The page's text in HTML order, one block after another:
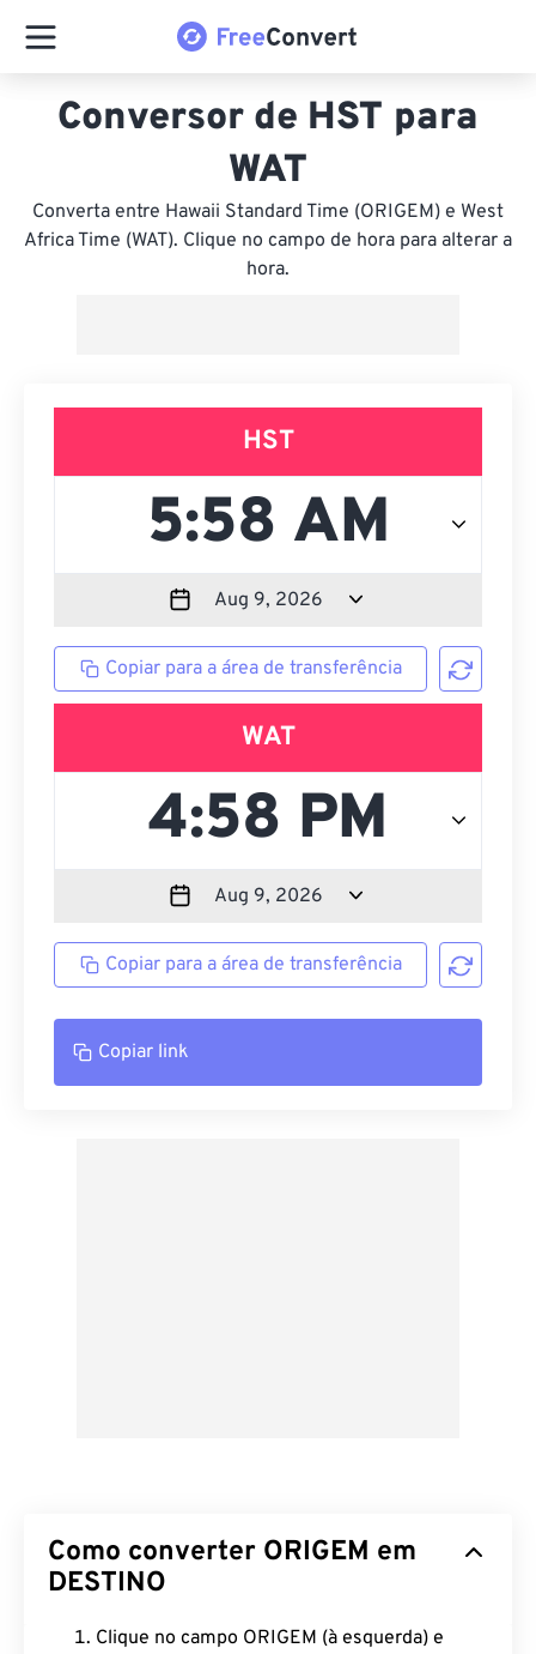
Conversor de HST para
WAT
Converta entre Hawaii Standard Time (ORIGEM) e West
Africa Time (WAT). Clique no campo de hora para alterar a
hora.
HST
Copiar para a área de transferência
WAT
Copiar para a área de transferência
Copiar link
Como converter ORIGEM em
DESTINO
Clique no campo ORIGEM (à esquerda) e